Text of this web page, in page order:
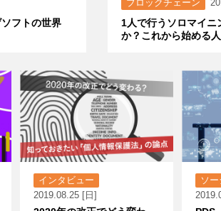
フトの世界
ブロックチェーン
1人で行うソロマイニ
か？これから始める
インタビュー
2019.08.25 [日]
ソ